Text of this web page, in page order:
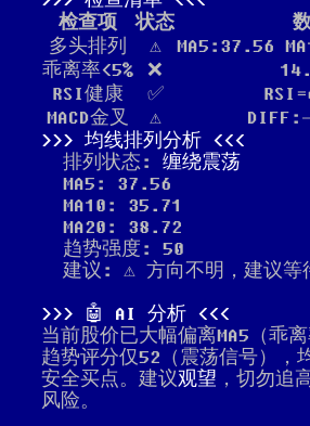
检查项
状态
多头排列
⚠️
MA5:37.56
乖离率<5%
❌
RSI健康
✅
MACD金叉
⚠️
均线排列分析
排列状态: 缠绕震荡
MA5: 37.56
MA10: 35.71
MA20: 38.72
趋势强度: 50
建议: ⚠️ 方向不明，建议等
🤖 AI 分析
当前股价已大幅偏离MA5（乖
趋势评分仅52（震荡信号），
安全买点。建议观望 ，切勿追
风险。